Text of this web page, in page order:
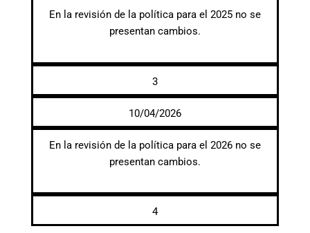
En la revisión de la política para el 2025 no se
presentan cambios.
3
10/04/2026
En la revisión de la política para el 2026 no se
presentan cambios.
4